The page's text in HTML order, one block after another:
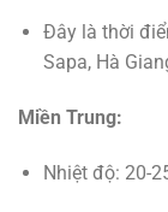
Đây là thời
Sapa, Hà
Miền Trung:
Nhiệt độ: 20-